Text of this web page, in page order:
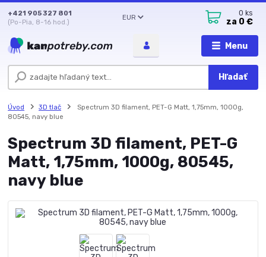
Menu
EUR
Hľadať
+421 905 327 801
(Po-Pia, 8-16 hod.)
0 ks
za 0 €
Úvod 3D tlač
Spectrum 3D filament, PET-G Matt, 1,75mm, 1000g,
80545, navy blue
Spectrum 3D filament, PET-G
Matt, 1,75mm, 1000g, 80545,
navy blue